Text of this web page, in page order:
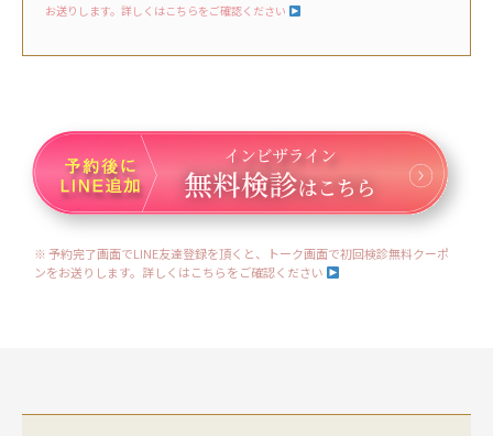
お送りします。詳しくはこちらをご確認ください
※ 予約完了画面でLINE友達登録を頂くと、トーク画面で初回検診無料クーポ
ンをお送りします。詳しくはこちらをご確認ください